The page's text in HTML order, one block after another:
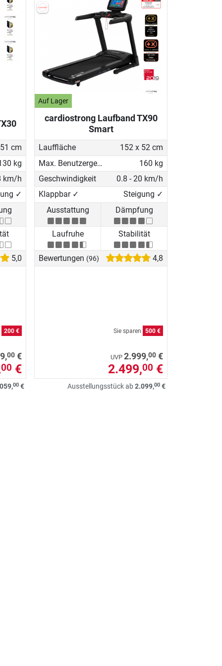
cm
kg
km/h
✓
5,0
200 €
00 €
00 €
00 €
Auf Lager
cardiostrong Laufband TX90
Smart
Lauffläche
152 x 52 cm
Max. Benutzergewicht
160 kg
Geschwindigkeit
0.8 - 20 km/h
Klappbar ✓
Steigung ✓
Ausstattung
Dämpfung
Laufruhe Stabilität
Bewertungen (96) 4,8
Sie sparen 500 €
UVP 2.999,00 €
2.499,00 €
Ausstellungsstück ab2.099,00 €